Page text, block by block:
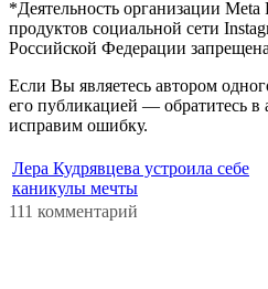
*Деятельность организации
продуктов социальной сети
Российской Федерации
Если Вы являетесь автором
его публикацией — обратитесь
исправим ошибку.
Лера Кудрявцева устроила себе
каникулы мечты
111 комментарий